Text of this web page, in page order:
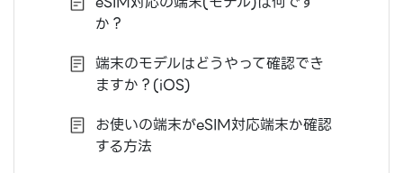
か？
端末のモデルはどうやって確認でき
ますか？(iOS)
お使いの端末がeSIM対応端末か確認
する方法